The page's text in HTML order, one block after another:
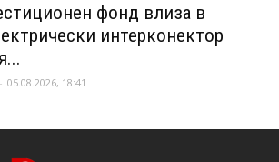
фонд влиза в
интерконектор
- 05.08.2026, 18:41